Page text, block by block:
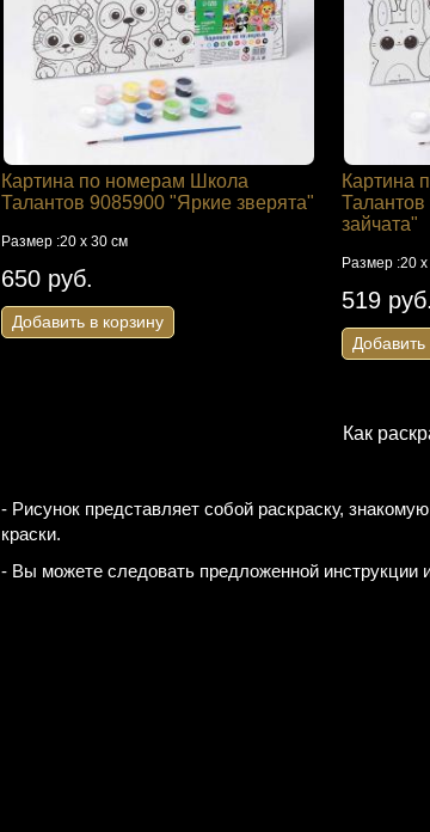
Картина по номерам Школа
Талантов 9085900 "Яркие зверята"
Размер :20 х 30 см
650 руб.
Добавить в корзину
Картина
зайчата"
Размер :20
519 руб.
Добавить
Как
- Рисунок представляет собой раскраску,
краски.
- Вы можете следовать предложенной инструкции